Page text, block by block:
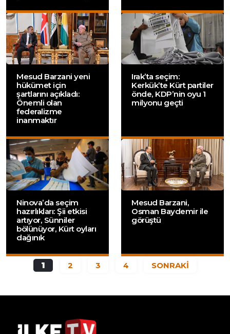
Mesud Barzani yeni
hükümet için
şartlarını açıkladı:
Önemli olan
federalizme
inanmaktır
Irak’ta seçim:
Kerkük’te Kürt partiler
önde, KDP’nin oyu 1
milyonu geçti
Ninova’da seçim
hazırlıkları: Şii etkisi
artıyor, Sünniler
bölünüyor, Kürt oyları
dağınık
Mesud Barzani,
Osman Baydemir ile
görüştü
1 2 3 4 SONRAKİ